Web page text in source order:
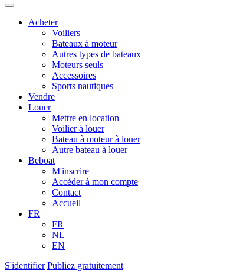
Acheter
Voiliers
Bateaux à moteur
Autres types de bateaux
Moteurs seuls
Accessoires
Sports nautiques
Vendre
Louer
Mettre en location
Voilier à louer
Bateau à moteur à louer
Autre bateau à louer
Beboat
M'inscrire
Accéder à mon compte
Contact
Accueil
FR
FR
NL
EN
S'identifier Publiez gratuitement